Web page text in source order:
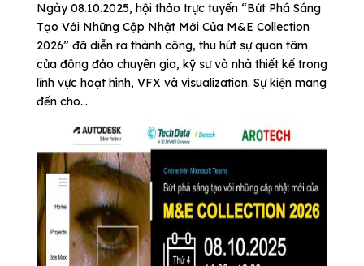
Ngày 08.10.2025, hội thảo trực tuyến “Bứt Phá Sáng
Tạo Với Những Cập Nhật Mới Của M&E Collection
2026” đã diễn ra thành công, thu hút sự quan tâm
của đông đảo chuyên gia, kỹ sư và nhà thiết kế trong
lĩnh vực hoạt hình, VFX và visualization. Sự kiện mang
đến cho...